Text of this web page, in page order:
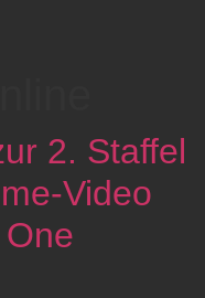
2. Staffel
Video